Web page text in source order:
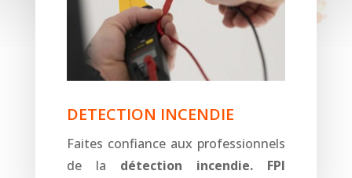
DETECTION INCENDIE
Faites confiance aux professionnels
de la détection incendie.
FPI